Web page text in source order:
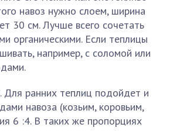
навоз нужно слоем, ширина
30 см. Лучше всего сочетать
органическими. Если теплицы
например, с соломой или
Для ранних теплиц подойдет и
навоза (козьим, коровьим,
6 :4. В таких же пропорциях